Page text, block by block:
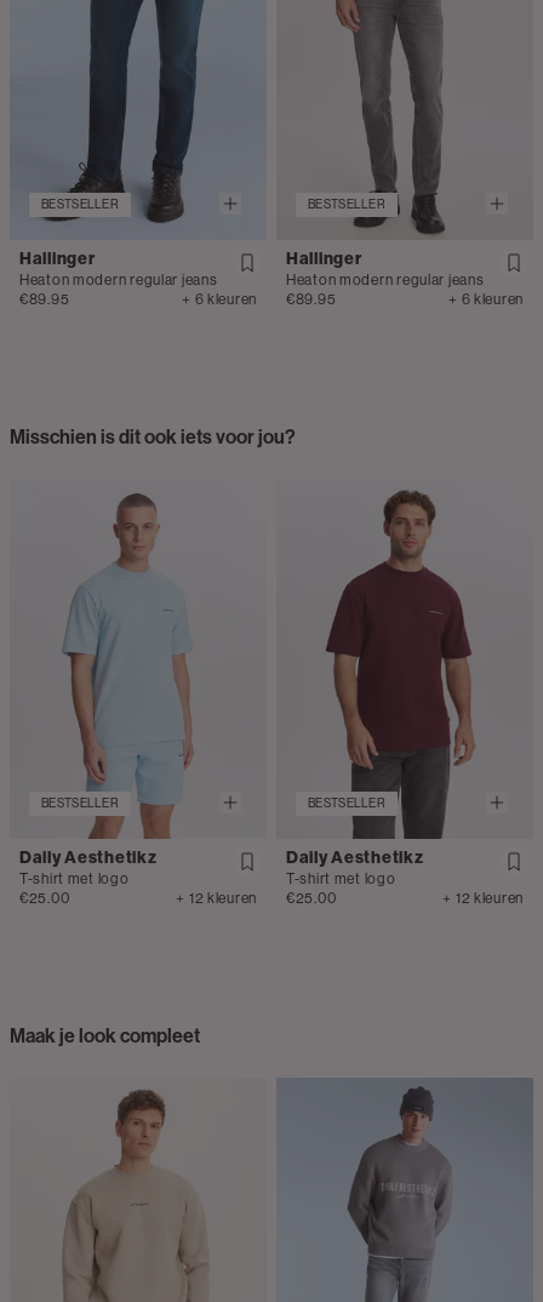
BESTSELLER
Hallinger
Heaton modern regular jeans
€89.95
+ 6 kleuren
BESTSELLER
Hallinger
Heaton modern regular jeans
€89.95
+ 6 kleuren
Misschien is dit ook iets voor jou?
BESTSELLER
Daily Aesthetikz
T-shirt met logo
€25.00
+ 12 kleuren
BESTSELLER
Daily Aesthetikz
T-shirt met logo
€25.00
+ 12 kleuren
Maak je look compleet